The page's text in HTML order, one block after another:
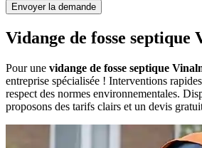
Envoyer la demande
Vidange de fosse septique
Pour une vidange de fosse septique
entreprise spécialisée ! Interventions
respect des normes environnementales.
proposons des tarifs clairs et un devis